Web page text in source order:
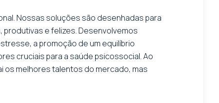
Nossas soluções são desenhadas para
e felizes. Desenvolvemos
a promoção de um equilíbrio
cruciais para a saúde psicossocial. Ao
os melhores talentos do mercado, mas